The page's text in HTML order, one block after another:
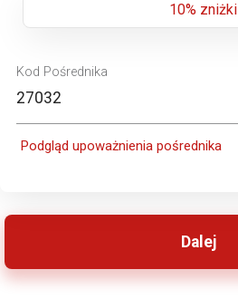
10% zniżki
Kod Pośrednika
Podgląd upoważnienia pośrednika